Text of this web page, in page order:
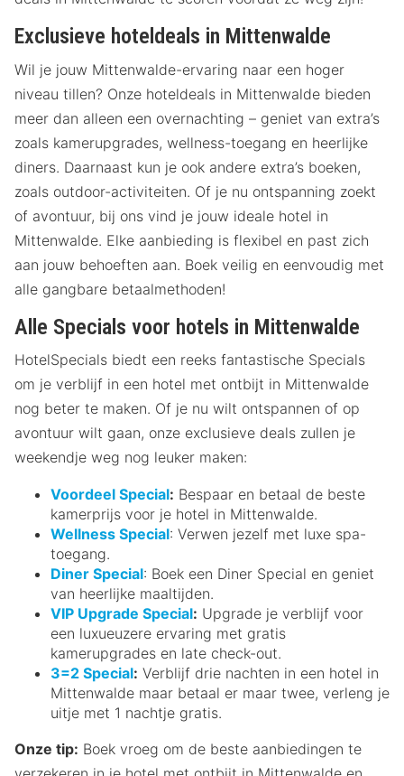
Exclusieve hoteldeals in Mittenwalde
Wil je jouw Mittenwalde-ervaring naar een hoger
niveau tillen? Onze hoteldeals in Mittenwalde bieden
meer dan alleen een overnachting – geniet van extra’s
zoals kamerupgrades, wellness-toegang en heerlijke
diners. Daarnaast kun je ook andere extra’s boeken,
zoals outdoor-activiteiten. Of je nu ontspanning zoekt
of avontuur, bij ons vind je jouw ideale hotel in
Mittenwalde. Elke aanbieding is flexibel en past zich
aan jouw behoeften aan. Boek veilig en eenvoudig met
alle gangbare betaalmethoden!
Alle Specials voor hotels in Mittenwalde
HotelSpecials biedt een reeks fantastische Specials
om je verblijf in een hotel met ontbijt in Mittenwalde
nog beter te maken. Of je nu wilt ontspannen of op
avontuur wilt gaan, onze exclusieve deals zullen je
weekendje weg nog leuker maken:
Voordeel Special: Bespaar en betaal de beste
kamerprijs voor je hotel in Mittenwalde.
Wellness Special: Verwen jezelf met luxe spa-
toegang.
Diner Special: Boek een Diner Special en geniet
van heerlijke maaltijden.
VIP Upgrade Special: Upgrade je verblijf voor
een luxueuzere ervaring met gratis
kamerupgrades en late check-out.
3=2 Special: Verblijf drie nachten in een hotel in
Mittenwalde maar betaal er maar twee, verleng je
uitje met 1 nachtje gratis.
Onze tip: Boek vroeg om de beste aanbiedingen te